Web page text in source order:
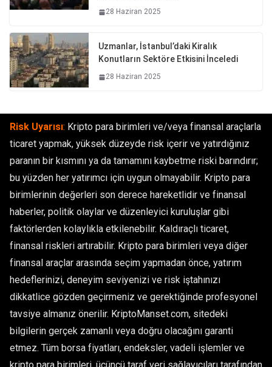
28 Haziran 2025
Uzmanlar, İstanbul’daki Kiralık
Konutların Sektöre Etkisini İnceledi
28 Haziran 2025
Risk Uyarısı: Kripto para birimleri ve/veya finansal araçlarla
ticaret yapmak, yüksek düzeyde risk içerir ve yatırdığınız
paranın bir kısmını ya da tamamını kaybetme riski barındırır;
bu yüzden her yatırımcı için uygun olmayabilir. Kripto para
birimlerinin değerleri son derece hareketlidir ve finansal
haberler, politik olaylar ve düzenleyici kuruluşlar gibi
faktörlerden kolaylıkla etkilenebilir. Kaldıraçlı ticaret,
finansal riskleri artırabilir. Kripto para birimleri veya diğer
finansal araçlar arasında seçim yapmadan önce, yatırım
hedeflerinizi, deneyim seviyenizi ve risk iştahınızı
dikkatlice gözden geçirmeniz ve gerektiğinde profesyonel
tavsiye almanız önerilir. KriptoManset.com, sitedeki
bilgilerin gerçek zamanlı veya doğru olacağını garanti
etmez. Tüm borsa fiyatları, endeksler, vadeli işlemler ve